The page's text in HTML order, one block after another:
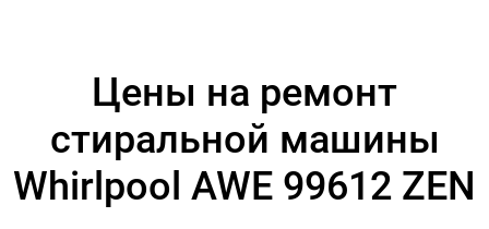
Цены на ремонт
стиральной машины
Whirlpool AWE 99612 ZEN